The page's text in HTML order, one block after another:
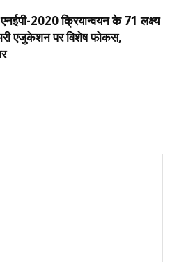
एनईपी-2020 क्रियान्वयन के 71 लक्ष्य
एजुकेशन पर विशेष फोकस,